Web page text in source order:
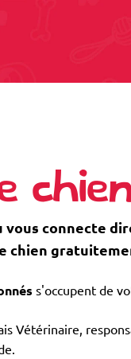
connecte
chien
s'occupent de
Vétérinaire,